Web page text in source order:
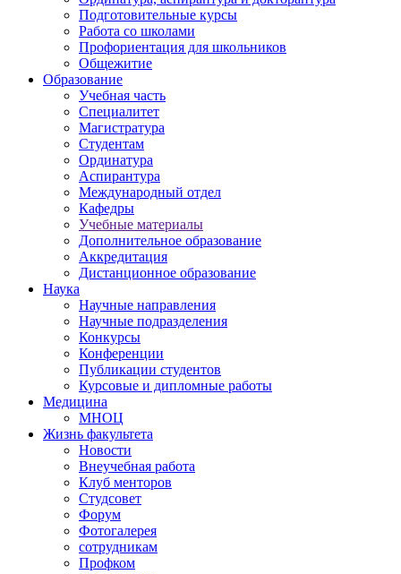
Подготовительные курсы
Работа со школами
Профориентация для школьников
Общежитие
Образование
Учебная часть
Специалитет
Магистратура
Студентам
Ординатура
Аспирантура
Международный отдел
Кафедры
Учебные материалы
Дополнительное образование
Аккредитация
Дистанционное образование
Наука
Научные направления
Научные подразделения
Конкурсы
Конференции
Публикации студентов
Курсовые и дипломные работы
Медицина
МНОЦ
Жизнь факультета
Новости
Внеучебная работа
Клуб менторов
Студсовет
Форум
Фотогалерея
сотрудникам
Профком